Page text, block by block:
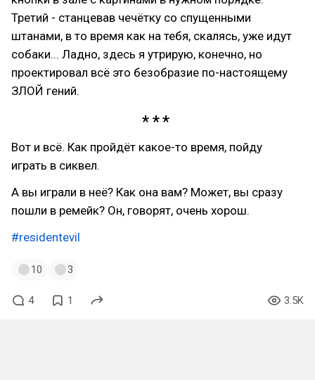
Третий - станцевав чечётку со спущенными
штанами, в то время как на тебя, скалясь, уже идут
собаки... Ладно, здесь я утрирую, конечно, но
проектировал всё это безобразие по-настоящему
ЗЛОЙ гений.
Вот и всё. Как пройдёт какое-то время, пойду
играть в сиквел.
А вы играли в неё? Как она вам? Может, вы сразу
пошли в ремейк? Он, говорят, очень хорош.
#residentevil
10 3
4 1 3.5K